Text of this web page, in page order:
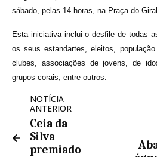
sábado, pelas 14 horas, na Praça do
Esta iniciativa inclui o desfile de todas
os seus estandartes, eleitos,
clubes, associações de jovens, de
grupos corais, entre outros.
NOTÍCIA
ANTERIOR
Ceia da
Silva
premiado